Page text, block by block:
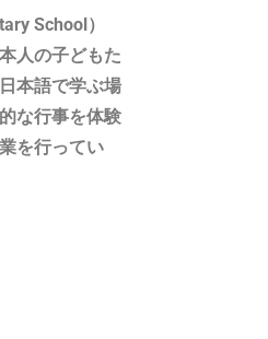
School）
人の子どもた
本語で学ぶ場
な行事を体験
を行ってい